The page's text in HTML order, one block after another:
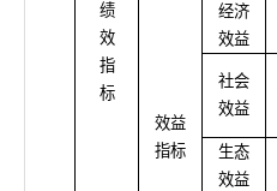
绩
效
指
标
效益
指标
经济
效益
社会
效益
生态
效益